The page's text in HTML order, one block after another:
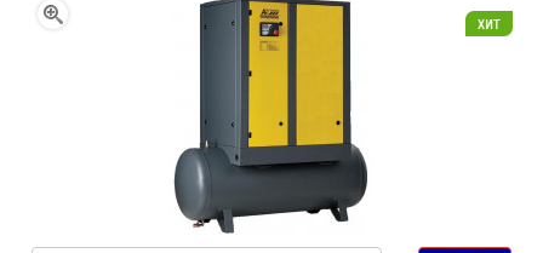
хит